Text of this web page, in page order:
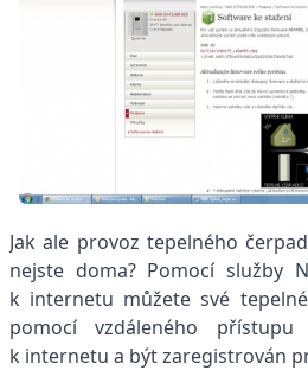
Jak ale provoz tepelného
nejste doma? Pomocí služby
k internetu můžete své
pomocí vzdáleného
k internetu a být zaregistrován